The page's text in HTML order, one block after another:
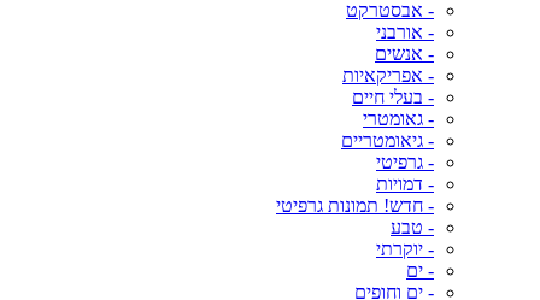
- אבסטרקט
- אורבני
- אנשים
- אפריקאיות
- בעלי חיים
- גאומטרי
- גיאומטריים
- גרפיטי
- דמויות
- חדש! תמונות גרפיטי
- טבע
- יוקרתי
- ים
- ים וחופים